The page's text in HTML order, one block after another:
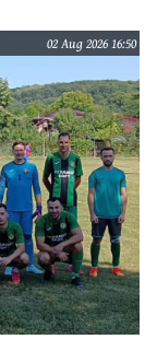
02 Aug 2026 16:50